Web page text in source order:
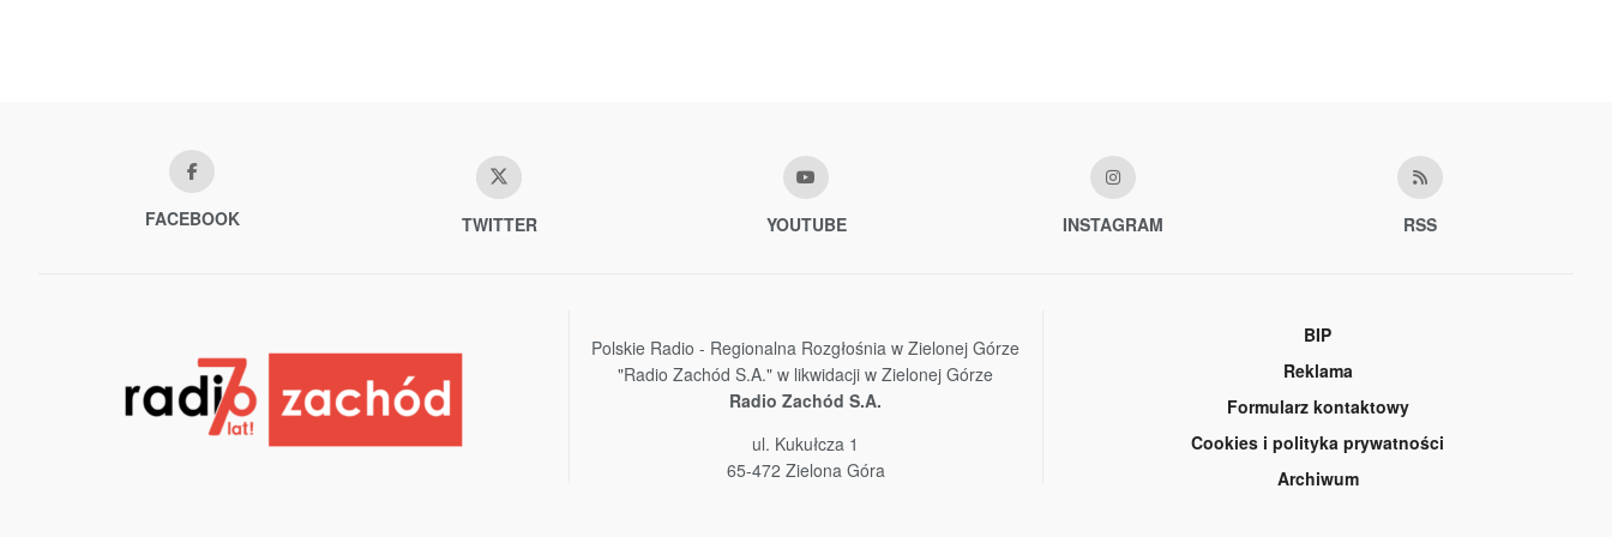
FACEBOOK TWITTER YOUTUBE INSTAGRAM RSS
Polskie Radio - Regionalna Rozgłośnia w Zielonej Górze
"Radio Zachód S.A." w likwidacji w Zielonej Górze
Radio Zachód S.A.
ul. Kukułcza 1
65-472 Zielona Góra
BIP
Reklama
Formularz kontaktowy
Cookies i polityka prywatności
Archiwum